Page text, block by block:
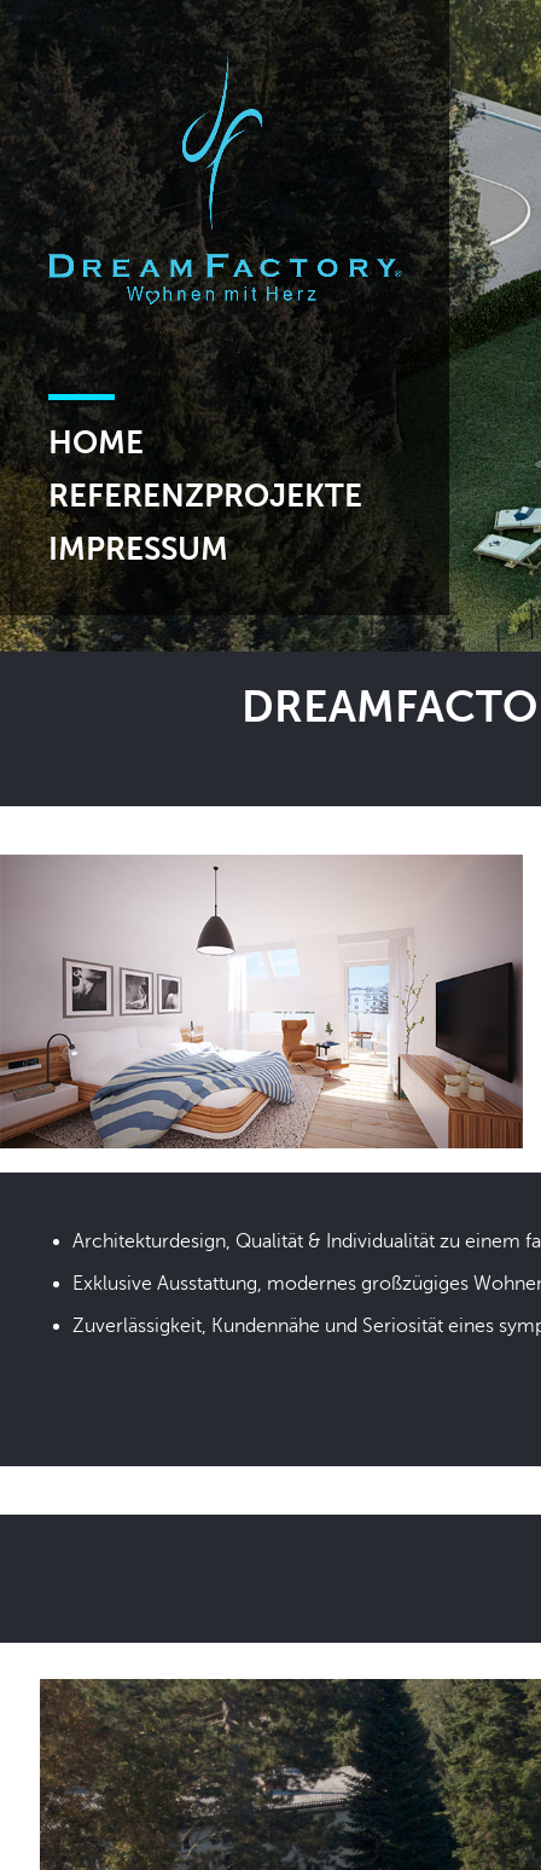
HOME
REFERENZPROJEKTE
IMPRESSUM
Architekturdesign, Qualität & Individualität zu einem
Exklusive Ausstattung, modernes großzügiges
Zuverlässigkeit, Kundennähe und Seriosität eines